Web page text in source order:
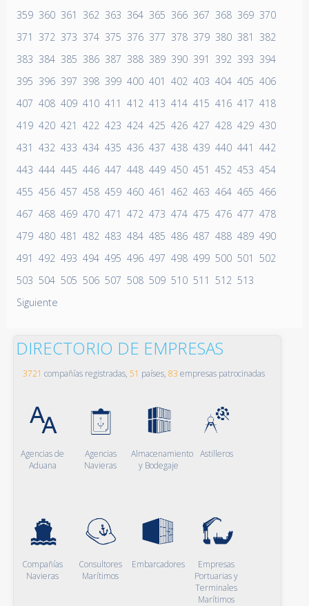
359 360 361 362 363 364 365 366 367 368 369 370
371
372 373 374 375 376 377 378 379 380 381
382
383 384 385 386 387 388 389 390 391 392 393 394
395 396 397 398 399 400 401 402 403 404 405 406
407 408 409 410 411 412 413 414 415 416 417 418
419 420 421 422 423 424 425 426 427 428 429 430
431 432 433 434 435 436 437 438 439 440 441 442
443 444 445 446 447 448 449 450 451 452 453 454
455 456 457 458 459 460 461 462 463 464 465 466
467 468 469 470 471 472 473 474 475 476 477 478
479 480 481 482 483 484 485 486 487 488 489 490
491 492 493 494 495 496 497 498 499 500 501 502
503 504 505 506 507 508 509 510 511 512 513
Siguiente
DIRECTORIO DE EMPRESAS
3721 compañías registradas, 51 países, 83 empresas patrocinadas
Agencias de
Aduana
Agencias
Navieras
Almacenamiento
y Bodegaje
Astilleros
Compañías
Navieras
Consultores
Marítimos
Embarcadores
Empresas
Portuarias y
Terminales
Marítimos